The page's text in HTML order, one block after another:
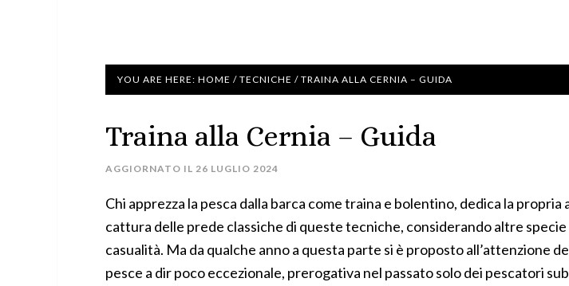
YOU ARE HERE: HOME / TECNICHE / TRAINA ALLA CERNIA – GUIDA
Traina alla Cernia – Guida
AGGIORNATO IL 26 LUGLIO 2024
Chi apprezza la pesca dalla barca come traina e bolentino, dedica la propria
cattura delle prede classiche di queste tecniche, considerando altre
casualità. Ma da qualche anno a questa parte si è proposto all’attenzione
pesce a dir poco eccezionale, prerogativa nel passato solo dei pescatori